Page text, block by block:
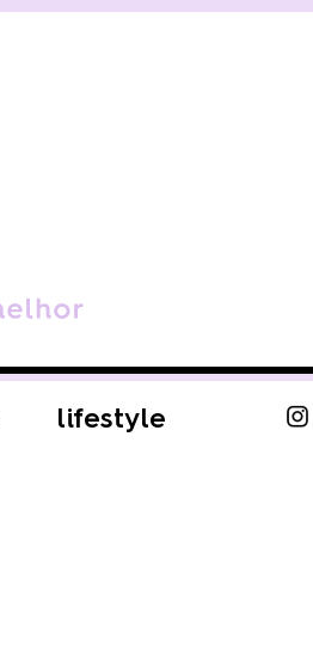
lifestyle